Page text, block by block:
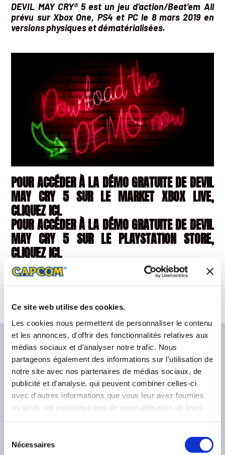
Ce site web utilise des cookies.
Les cookies nous permettent de personnaliser le contenu
et les annonces, d'offrir des fonctionnalités relatives aux
médias sociaux et d'analyser notre trafic. Nous
partageons également des informations sur l'utilisation de
notre site avec nos partenaires de médias sociaux, de
publicité et d'analyse, qui peuvent combiner celles-ci
avec d'autres informations que vous leur avez fournies
ou qu'ils ont collectées lors de votre utilisation de leurs
Nécessaires
DEVIL MAY CRY® 5 est un jeu d’action/Beat’em All
prévu sur Xbox One, PS4 et PC le 8 mars 2019 en
versions physiques et dématérialisées.
POUR ACCÉDER À LA DÉMO GRATUITE DE DEVIL
MAY CRY 5 SUR LE MARKET XBOX LIVE,
CLIQUEZ ICI.
POUR ACCÉDER À LA DÉMO GRATUITE DE DEVIL
MAY CRY 5 SUR LE PLAYSTATION STORE,
CLIQUEZ ICI.
Retrouvez le site officiel Devil May Cry 5 à l’adresse :
Dernières actualités